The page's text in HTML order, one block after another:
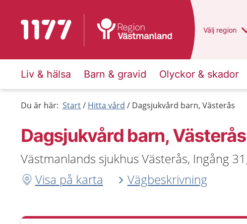
Till startsidan för 1177 Du har valt
Välj en annan
region
Liv & hälsa Barn & gravid Olyckor & skador
Du är här: Start Hitta vård Dagsjukvård barn, Västerås
Dagsjukvård barn, Västerås
Västmanlands sjukhus Västerås, Ingång
Visa på karta
Vägbeskrivning